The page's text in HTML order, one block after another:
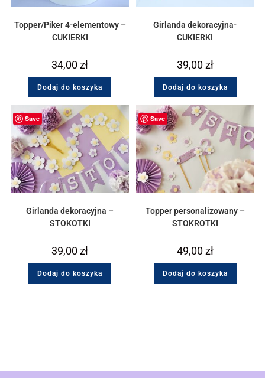
Topper/Piker 4-elementowy –
CUKIERKI
34,00zł
Dodaj do koszyka
Girlanda dekoracyjna-
CUKIERKI
39,00zł
Dodaj do koszyka
Save
Girlanda dekoracyjna –
STOKOTKI
39,00zł
Dodaj do koszyka
Save
Topper personalizowany –
STOKROTKI
49,00zł
Dodaj do koszyka